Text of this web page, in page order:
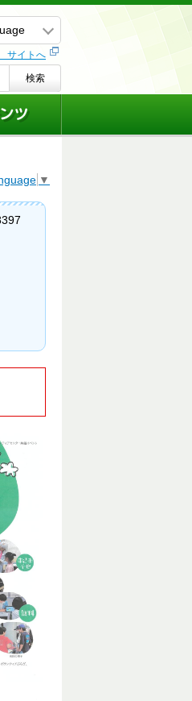
サイトへ
検索
▼